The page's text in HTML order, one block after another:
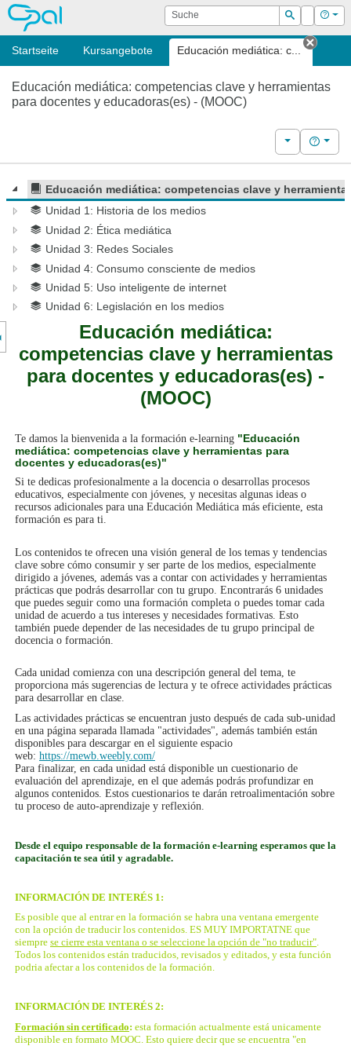
OPAL Suche
Suchen
Login Hilfe
Startseite Kursangebote Educación mediática: c...
Tab
Educación mediática: competencias clave y herramientas
para docentes y educadoras(es) - (MOOC)
WeitereHilfe
Educación mediática: competencias clave y
Unidad 1: Historia de los medios
Unidad 2: Ética mediática
Unidad 3: Redes Sociales
Unidad 4: Consumo consciente de medios
Unidad 5: Uso inteligente de internet
Unidad 6: Legislación en los medios
des Kursmenüs